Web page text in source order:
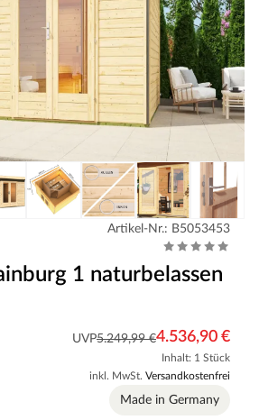
Artikel-Nr.: B5053453
1 naturbelassen
UVP5.249,99 €4.536,90 €
Inhalt: 1 Stück
inkl. MwSt. Versandkostenfrei
Made in Germany